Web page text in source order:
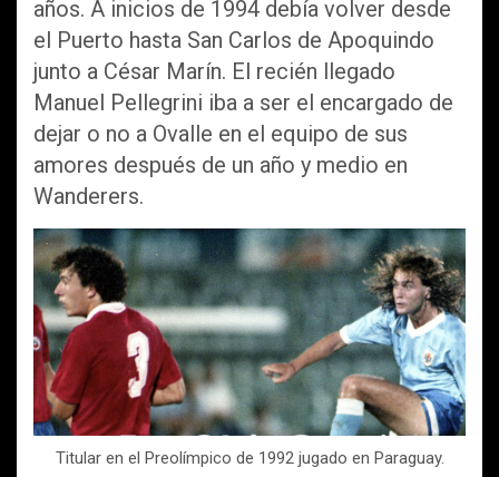
años. A inicios de 1994 debía volver desde
el Puerto hasta San Carlos de Apoquindo
junto a César Marín. El recién llegado
Manuel Pellegrini iba a ser el encargado de
dejar o no a Ovalle en el equipo de sus
amores después de un año y medio en
Wanderers.
Titular en el Preolímpico de 1992 jugado en Paraguay.